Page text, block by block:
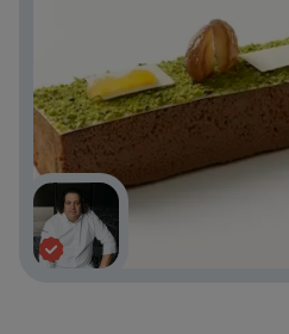
laboratorio di
è un importante
professionisti e
ultime creazioni del
della sua
Grazie al suo lavoro e
pasticceria, Gianluca
innumerevoli
come Miglior
d’Identità Golose.